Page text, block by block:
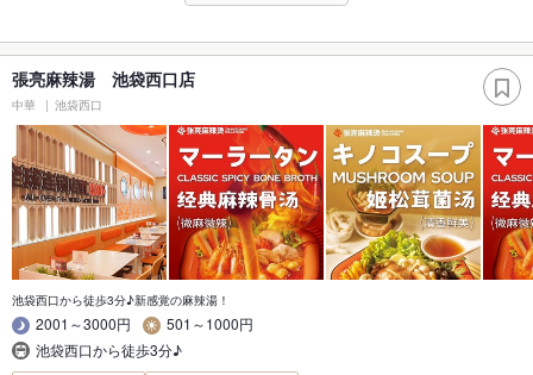
張亮麻辣湯 池袋西口店
中華 池袋西口
池袋西口から徒歩3分♪新感覚の麻辣湯！
2001～3000円
501～1000円
池袋西口から徒歩3分♪